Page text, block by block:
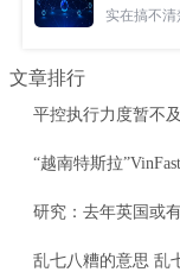
文章排行
平控执行力度暂不
“越南特斯拉”VinFast Auto
研究：去年英国或
乱七八糟的意思 乱